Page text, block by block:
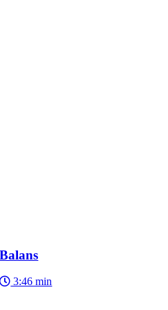
Balans
3:46 min